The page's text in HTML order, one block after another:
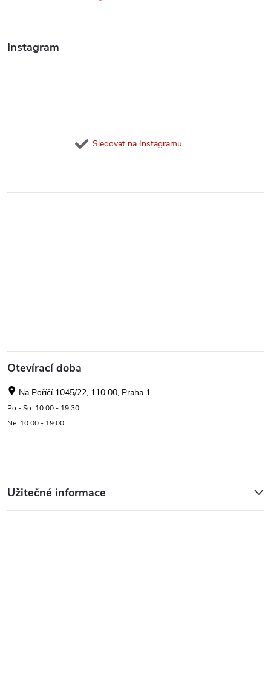
Instagram
Sledovat na Instagramu
Otevírací doba
Na Poříčí 1045/22, 110 00, Praha 1
Po - So: 10:00 - 19:30
Ne: 10:00 - 19:00
Užitečné informace